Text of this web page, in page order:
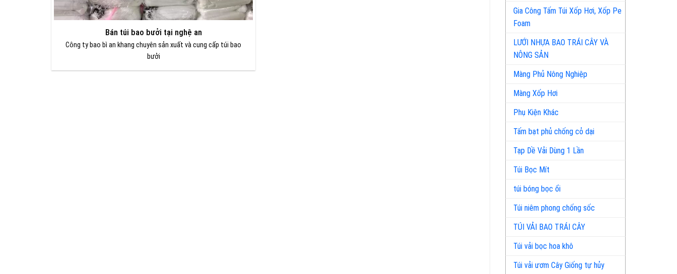
Bán túi bao bưởi tại nghệ an
Công ty bao bì an khang chuyên sản xuất và cung cấp túi bao
bưởi
Gia Công Tấm Túi Xốp Hơi, Xốp Pe
Foam
LƯỚI NHỰA BAO TRÁI CÂY VÀ
NÔNG SẢN
Màng Phủ Nông Nghiệp
Màng Xốp Hơi
Phụ Kiện Khác
Tấm bạt phủ chống cỏ dại
Tạp Dề Vải Dùng 1 Lần
Túi Bọc Mít
túi bóng bọc ổi
Túi niêm phong chống sốc
TÚI VẢI BAO TRÁI CÂY
Túi vải bọc hoa khô
Túi vải ươm Cây Giống tự hủy